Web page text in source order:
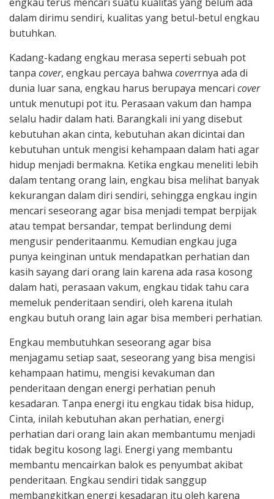
dalam dirimu sendiri, kualitas yang betul-betul engkau
butuhkan.
Kadang-kadang engkau merasa seperti sebuah pot
tanpa cover, engkau percaya bahwa coverrnya ada di
dunia luar sana, engkau harus berupaya mencari cover
untuk menutupi pot itu. Perasaan vakum dan hampa
selalu hadir dalam hati. Barangkali ini yang disebut
kebutuhan akan cinta, kebutuhan akan dicintai dan
kebutuhan untuk mengisi kehampaan dalam hati agar
hidup menjadi bermakna. Ketika engkau meneliti lebih
dalam tentang orang lain, engkau bisa melihat banyak
kekurangan dalam diri sendiri, sehingga engkau ingin
mencari seseorang agar bisa menjadi tempat berpijak
atau tempat bersandar, tempat berlindung demi
mengusir penderitaanmu. Kemudian engkau juga
punya keinginan untuk mendapatkan perhatian dan
kasih sayang dari orang lain karena ada rasa kosong
dalam hati, perasaan vakum, engkau tidak tahu cara
memeluk penderitaan sendiri, oleh karena itulah
engkau butuh orang lain agar bisa memberi perhatian.
Engkau membutuhkan seseorang agar bisa
menjagamu setiap saat, seseorang yang bisa mengisi
kehampaan hatimu, mengisi kevakuman dan
penderitaan dengan energi perhatian penuh
kesadaran. Tanpa energi itu engkau tidak bisa hidup,
Cinta, inilah kebutuhan akan perhatian, energi
perhatian dari orang lain akan membantumu menjadi
tidak begitu kosong lagi. Energi yang membantu
membantu mencairkan balok es penyumbat akibat
penderitaan. Engkau sendiri tidak sanggup
membangkitkan energi kesadaran itu oleh karena